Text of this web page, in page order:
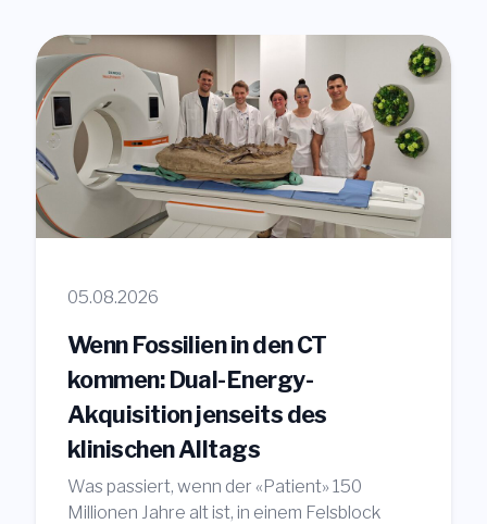
05.08.2026
Wenn Fossilien in den CT
kommen: Dual-Energy-
Akquisition jenseits des
klinischen Alltags
Was passiert, wenn der «Patient» 150
Millionen Jahre alt ist, in einem Felsblock